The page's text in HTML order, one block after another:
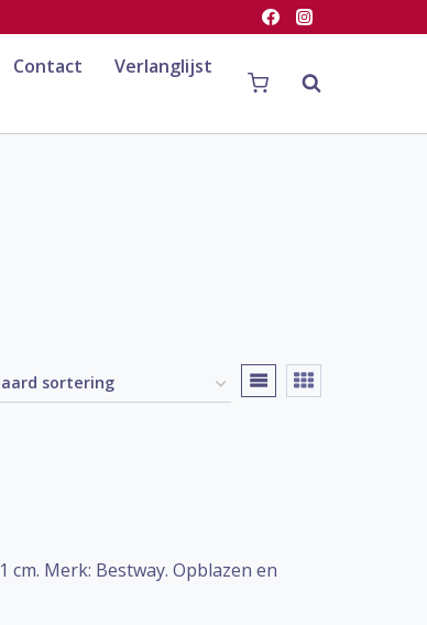
Contact
Verlanglijst
cm. Merk: Bestway. Opblazen en